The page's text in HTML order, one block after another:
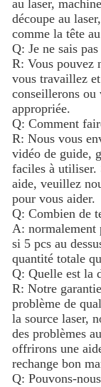
au laser,
découpe au
comme la tête
Q: Je ne sais
R: Vous pouvez
vous travaillez
conseillerons ou
appropriée.
Q: Comment
R: Nous vous
vidéo de guide,
faciles à utiliser.
aide, veuillez
pour vous aider.
Q: Combien de
A: normalement
si 5 pcs au
quantité totale
Q: Quelle est la
R: Notre
problème de
la source laser,
des problèmes
offrirons une
rechange bon
Q: Pouvons-